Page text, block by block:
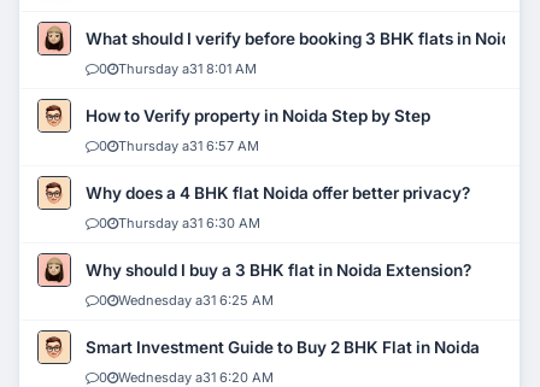
What should I verify before booking 3 BHK flats in Noida?
0 Thursday a31 8:01 AM
How to Verify property in Noida Step by Step
0 Thursday a31 6:57 AM
Why does a 4 BHK flat Noida offer better privacy?
0 Thursday a31 6:30 AM
Why should I buy a 3 BHK flat in Noida Extension?
0 Wednesday a31 6:25 AM
Smart Investment Guide to Buy 2 BHK Flat in Noida
0 Wednesday a31 6:20 AM